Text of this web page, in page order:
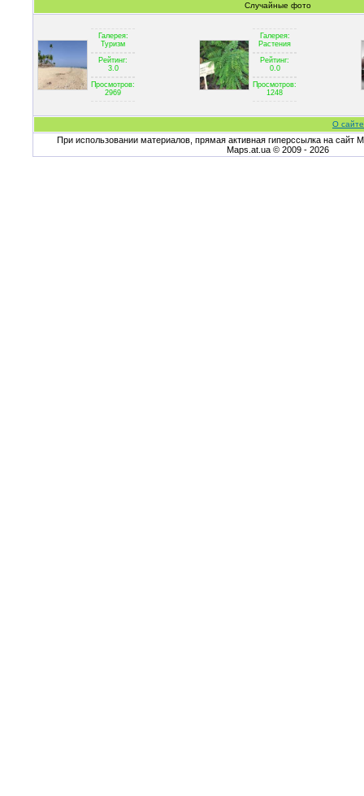
Случайные фото
Галерея:
Туризм
Рейтинг:
3.0
Просмотров:
2969
Галерея:
Растения
Рейтинг:
0.0
Просмотров:
1248
О
При использовании материалов, прямая активная гиперссылка на сайт
Maps.at.ua © 2009 - 2026